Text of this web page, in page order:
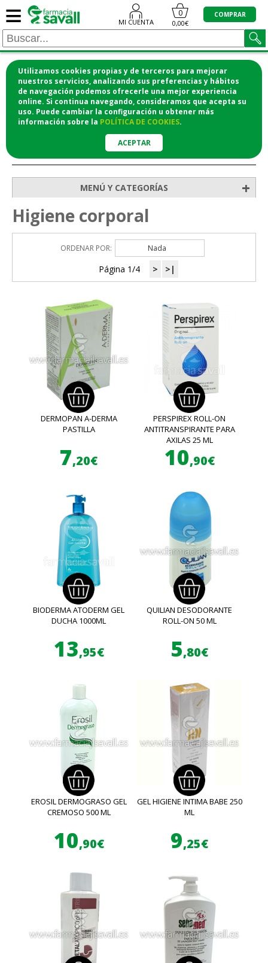
Utilizamos cookies propias y de terceros para mejorar
nuestros servicios, analizando sus preferencias y hábitos
de navegación podemos ofrecerle una mejor experiencia
online. Si continua navegando, consideramos que acepta su
uso. Puede cambiar la configuración u obtener más
información sobre la POLÍTICA DE COOKIES.
ACEPTAR
≡ MI CUENTA
0
0,00€
COMPRAR
¡COMPRA CÓMODAMENTE DESDE CASA Y RECOGE
EN LA FARMACIA!
o si lo prefieres te lo mandamos a casa
Higiene y cosmética>Higiene corporal
MENÚ Y CATEGORÍAS +
Higiene corporal
ORDENAR POR: Nada
Página 1/4 > >|
DERMOPAN A-DERMA
PASTILLA
7,20€
PERSPIREX ROLL-ON
ANTITRANSPIRANTE PARA
AXILAS 25 ML
10,90€
BIODERMA ATODERM GEL
DUCHA 1000ML
13,95€
QUILIAN DESODORANTE
ROLL-ON 50 ML
5,80€
EROSIL DERMOGRASO GEL
CREMOSO 500 ML
10,90€
GEL HIGIENE INTIMA BABE 250
ML
9,25€